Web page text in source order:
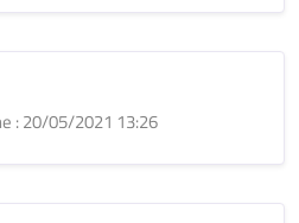
: 20/05/2021 13:26